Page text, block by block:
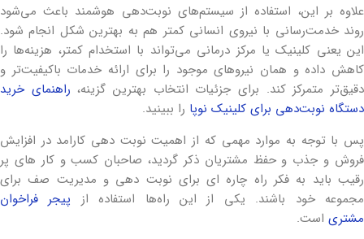
علاوه بر این، استفاده از سیستم‌های نوبت‌دهی هوشمند باعث می‌شود
روند خدمت‌رسانی با نیروی انسانی کمتر هم به بهترین شکل انجام شود.
این یعنی کلینیک یا مرکز درمانی می‌تواند با استخدام کمتر، هزینه‌ها را
کاهش داده و همان نیروهای موجود را برای ارائه خدمات باکیفیت‌تر و
دقیق‌تر متمرکز کند. برای جزئیات انتخاب بهترین گزینه، راهنمای خرید
دستگاه نوبت‌دهی برای کلینیک نوپا را ببینید.
پس با توجه به موارد مهمی که از اهمیت نوبت دهی کارامد در افزایش
فروش و جذب و حفظ مشتریان ذکر گردید، صاحبان کسب و کار های پر
رقیب باید به فکر راه چاره ای برای نوبت دهی و مدیریت صف برای
مجموعه خود باشند. یکی از این راه‌ها استفاده از پیجر فراخوان
مشتری است.